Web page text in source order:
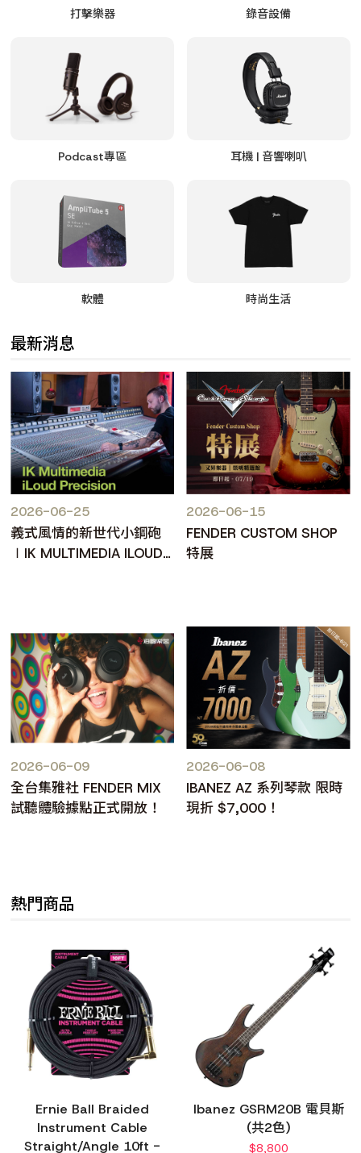
打擊樂器 錄音設備
Podcast專區 耳機 | 音響喇叭
軟體 時尚生活
最新消息
2026-06-25
義式風情的新世代小鋼砲
∣IK MULTIMEDIA ILOUD
2026-06-15
FENDER CUSTOM SHOP
特展
2026-06-09
全台集雅社 FENDER MIX
試聽體驗據點正式開放！
2026-06-08
IBANEZ AZ 系列琴款 限時
現折 $7,000！
熱門商品
Ernie Ball Braided
Instrument Cable
Straight/Angle 10ft -
Ibanez GSRM20B 電貝斯
(共2色)
$8,800